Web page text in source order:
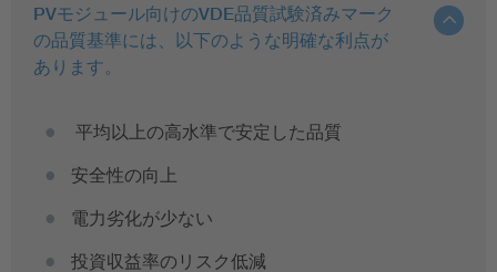
PVモジュール向けのVDE品質試験済みマーク
の品質基準には、以下のような明確な利点が
あります。
平均以上の高水準で安定した品質
安全性の向上
電力劣化が少ない
投資収益率のリスク低減